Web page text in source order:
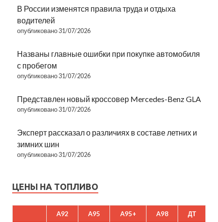
В России изменятся правила труда и отдыха
водителей
опубликовано 31/07/2026
Названы главные ошибки при покупке автомобиля
с пробегом
опубликовано 31/07/2026
Представлен новый кроссовер Mercedes-Benz GLA
опубликовано 31/07/2026
Эксперт рассказал о различиях в составе летних и
зимних шин
опубликовано 31/07/2026
ЦЕНЫ НА ТОПЛИВО
A92 A95 A95+ A98 ДТ